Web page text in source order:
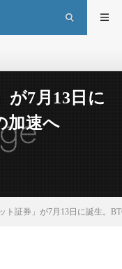
が7月13日に
加速へ
ト証券」が7月13日に誕生。